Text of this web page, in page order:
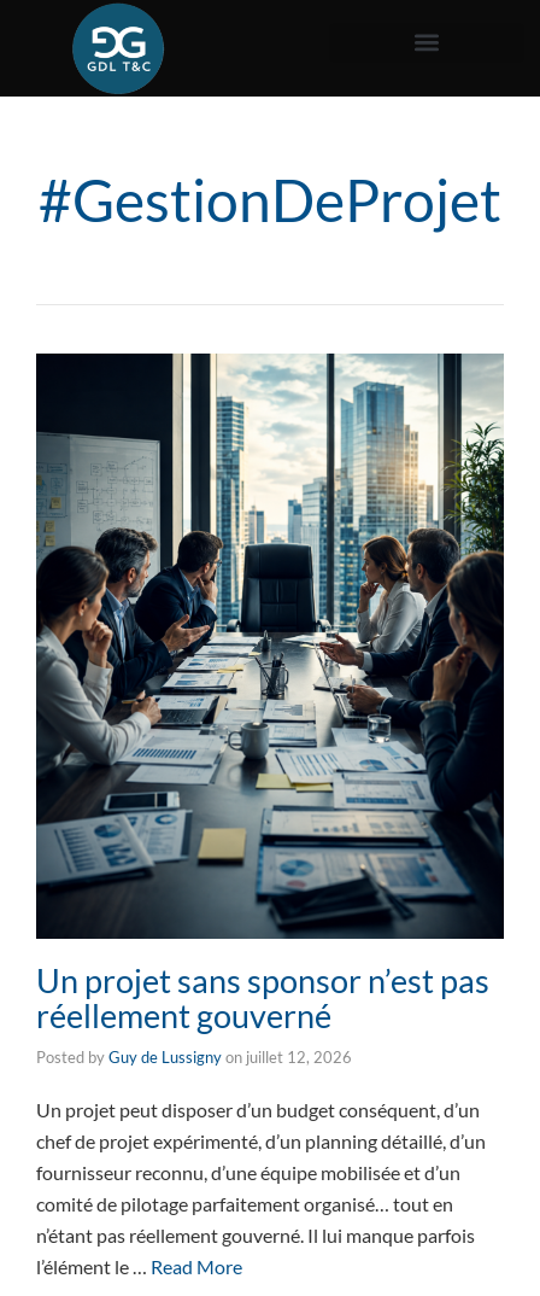
#GestionDeProjet
Un projet sans sponsor n’est pas
réellement gouverné
Posted byGuy de Lussignyon juillet 12, 2026
Un projet peut disposer d’un budget conséquent, d’un
chef de projet expérimenté, d’un planning détaillé, d’un
fournisseur reconnu, d’une équipe mobilisée et d’un
comité de pilotage parfaitement organisé… tout en
n’étant pas réellement gouverné. Il lui manque parfois
l’élément le … Read More